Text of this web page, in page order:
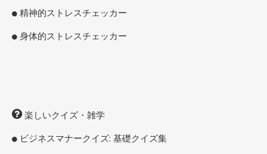
精神的ストレスチェッカー
身体的ストレスチェッカー
楽しいクイズ・雑学
ビジネスマナークイズ: 基礎クイズ集